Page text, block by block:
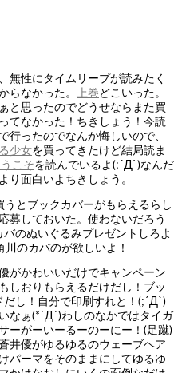
無性にタイムリープが読みたく
らなかった。 上巻 どこいった。
と思ったのでどうせならまた買
てなかった！ちきしょう！今読
行ったのでなんか悔しいので、
少女を買ってきたけど結局読ま
こそを読んでいるよ(;´Д`)なんだ
り面白いよちきしょう。
うとブックカバーがもらえるらし
募しておいた。使わないだろう
のぬいぐるみプレゼントしろよ
川のカバのが欲しいよ！
がかわいいだけでキャンペーン
しおりもらえるだけだし！ブッ
し！自分で印刷すれと！(;´Д`)
なぁ(*´Д`)わしのなかではタイガ
ーがーいーるーのーにー！(足蹴)
井優がゆるゆるのウェーブヘア
パーマをそのままにしてゆるゆ